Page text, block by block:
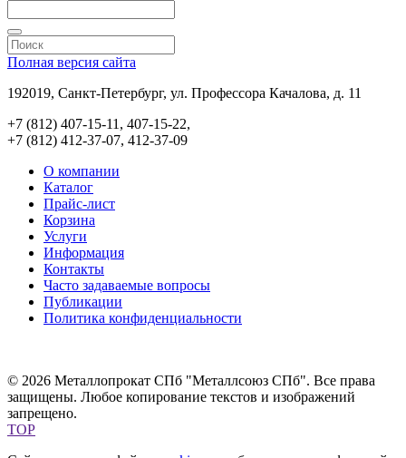
Полная версия сайта
192019, Санкт-Петербург, ул. Профессора Качалова, д. 11
+7 (812) 407-15-11, 407-15-22,
+7 (812) 412-37-07, 412-37-09
О компании
Каталог
Прайс-лист
Корзина
Услуги
Информация
Контакты
Часто задаваемые вопросы
Публикации
Политика конфиденциальности
© 2026 Металлопрокат СПб "Металлсоюз СПб". Все права
защищены. Любое копирование текстов и изображений
запрещено.
TOP